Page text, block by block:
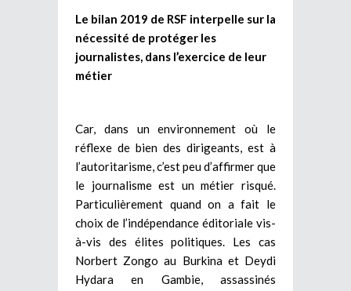
Le bilan 2019 de RSF interpelle sur la
nécessité de protéger les
journalistes, dans l’exercice de leur
métier
Car, dans un environnement où le
réflexe de bien des dirigeants, est à
l’autoritarisme, c’est peu d’affirmer que
le journalisme est un métier risqué.
Particulièrement quand on a fait le
choix de l’indépendance éditoriale vis-
à-vis des élites politiques. Les cas
Norbert Zongo au Burkina et Deydi
Hydara en Gambie, assassinés